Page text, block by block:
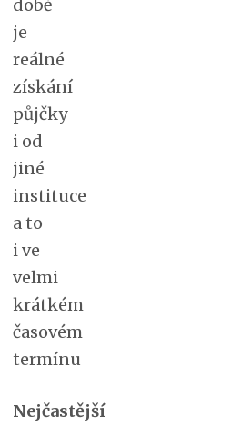
době
je
reálné
získání
půjčky
i od
jiné
instituce
a to
i ve
velmi
krátkém
časovém
termínu
Nejčastější